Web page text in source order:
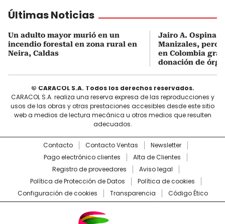
Últimas Noticias
Un adulto mayor murió en un
incendio forestal en zona rural en
Neira, Caldas
Jairo A. Ospina
Manizales, pero
en Colombia
donación de
© CARACOL S.A. Todos los derechos reservados.
CARACOL S.A. realiza una reserva expresa de las reproducciones y
usos de las obras y otras prestaciones accesibles desde este sitio
web a medios de lectura mecánica u otros medios que resulten
adecuados.
Contacto Contacto Ventas
Newsletter
Pago electrónico clientes
Alta de Clientes
Registro de proveedores
Aviso legal
Política de Protección de Datos
Política de cookies
Configuración de cookies
Transparencia Código Ético